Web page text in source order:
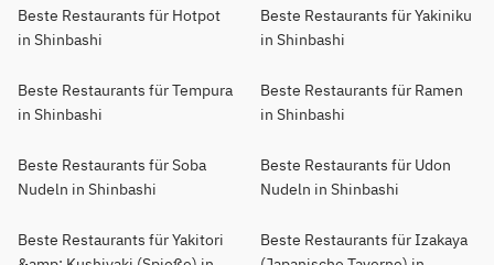
Beste Restaurants für Hotpot
in Shinbashi
Beste Restaurants für Yakiniku
in Shinbashi
Beste Restaurants für Tempura
in Shinbashi
Beste Restaurants für Ramen
in Shinbashi
Beste Restaurants für Soba
Nudeln in Shinbashi
Beste Restaurants für Udon
Nudeln in Shinbashi
Beste Restaurants für Yakitori
Beste Restaurants für Izakaya